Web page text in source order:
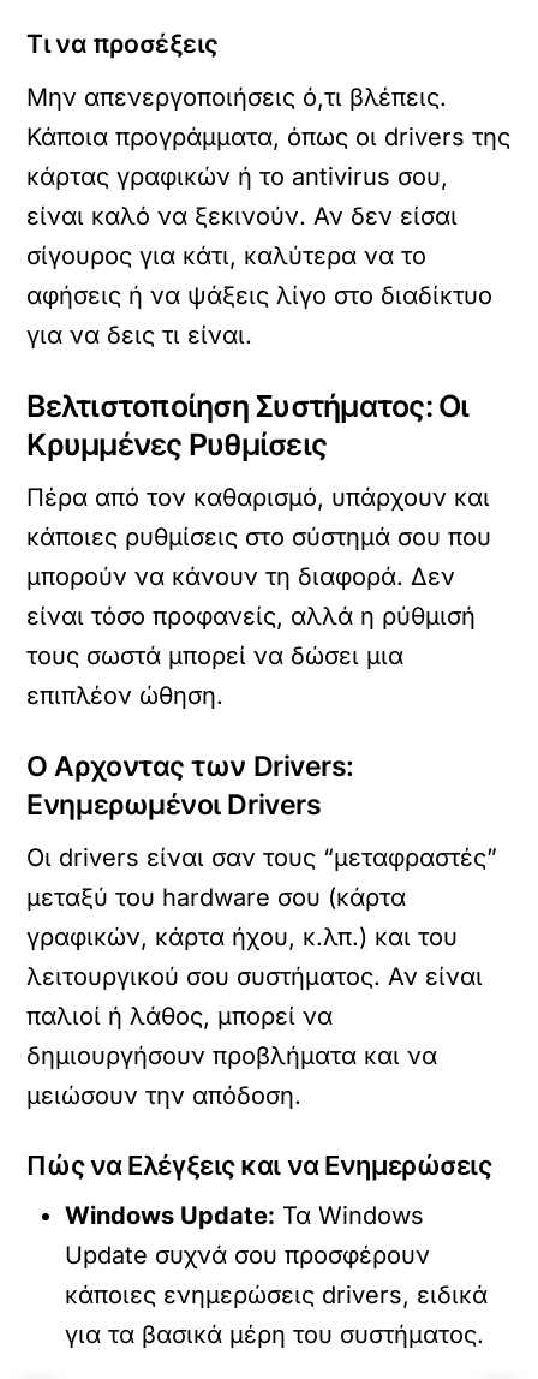
Τι να προσέξεις
Μην απενεργοποιήσεις ό,τι βλέπεις.
Κάποια προγράμματα, όπως οι drivers της
κάρτας γραφικών ή το antivirus σου,
είναι καλό να ξεκινούν. Αν δεν είσαι
σίγουρος για κάτι, καλύτερα να το
αφήσεις ή να ψάξεις λίγο στο διαδίκτυο
για να δεις τι είναι.
Βελτιστοποίηση Συστήματος: Οι
Κρυμμένες Ρυθμίσεις
Πέρα από τον καθαρισμό, υπάρχουν και
κάποιες ρυθμίσεις στο σύστημά σου που
μπορούν να κάνουν τη διαφορά. Δεν
είναι τόσο προφανείς, αλλά η ρύθμισή
τους σωστά μπορεί να δώσει μια
επιπλέον ώθηση.
Ο Αρχοντας των Drivers:
Ενημερωμένοι Drivers
Οι drivers είναι σαν τους “μεταφραστές”
μεταξύ του hardware σου (κάρτα
γραφικών, κάρτα ήχου, κ.λπ.) και του
λειτουργικού σου συστήματος. Αν είναι
παλιοί ή λάθος, μπορεί να
δημιουργήσουν προβλήματα και να
μειώσουν την απόδοση.
Πώς να Ελέγξεις και να Ενημερώσεις
Windows Update: Τα Windows
Update συχνά σου προσφέρουν
κάποιες ενημερώσεις drivers, ειδικά
για τα βασικά μέρη του συστήματος.